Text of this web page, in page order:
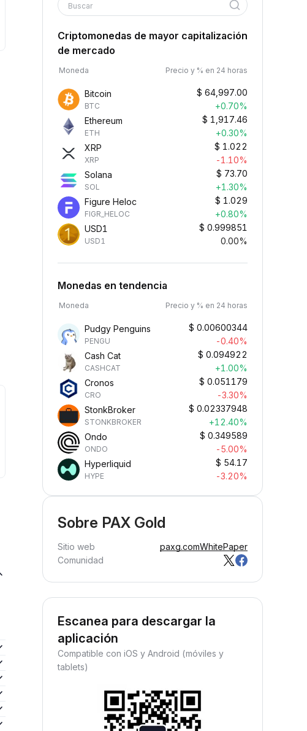
Gana ingresos pasivos
Gana recompensas pasivas:
deposita tus fondos y observa
cómo crecen.
Buscar
Criptomonedas de mayor capitalización
de mercado
Moneda Precio y % en 24 horas
Bitcoin
BTC
$ 64,997.00
+0.70%
Ethereum
ETH
$ 1,917.46
+0.30%
XRP
XRP
$ 1.022
-1.10%
Solana
SOL
$ 73.70
+1.30%
Figure Heloc
FIGR_HELOC
$ 1.029
+0.80%
USD1
USD1
$ 0.999851
0.00%
Monedas en tendencia
Moneda Precio y % en 24 horas
Pudgy Penguins
PENGU
$ 0.00600344
-0.40%
Cash Cat
CASHCAT
$ 0.094922
+1.00%
Cronos
CRO
$ 0.051179
-3.30%
StonkBroker
STONKBROKER
$ 0.02337948
+12.40%
Ondo
ONDO
$ 0.349589
-5.00%
Hyperliquid
HYPE
$ 54.17
-3.20%
Sobre PAX Gold
Sitio web paxg.comWhitePaper
Comunidad
Escanea para descargar la
aplicación
Compatible con iOS y Android (móviles y
tablets)